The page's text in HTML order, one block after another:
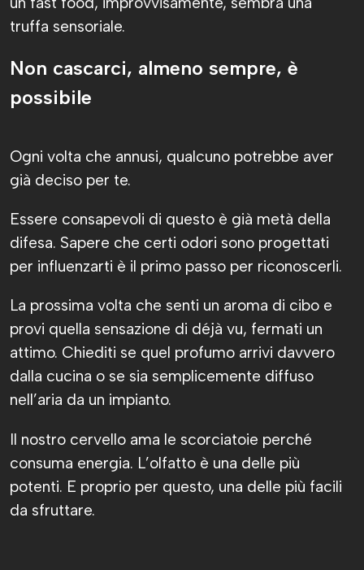
truffa sensoriale.
Non cascarci, almeno sempre, è
possibile
Ogni volta che annusi, qualcuno potrebbe aver
già deciso per te.
Essere consapevoli di questo è già metà della
difesa. Sapere che certi odori sono progettati
per influenzarti è il primo passo per riconoscerli.
La prossima volta che senti un aroma di cibo e
provi quella sensazione di déjà vu, fermati un
attimo. Chiediti se quel profumo arrivi davvero
dalla cucina o se sia semplicemente diffuso
nell’aria da un impianto.
Il nostro cervello ama le scorciatoie perché
consuma energia. L’olfatto è una delle più
potenti. E proprio per questo, una delle più facili
da sfruttare.